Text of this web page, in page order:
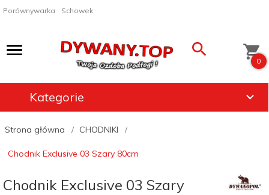
Porównywarka Schowek
0
Kategorie
Strona główna CHODNIKI
Chodnik Exclusive 03 Szary 80cm
Chodnik Exclusive 03 Szary